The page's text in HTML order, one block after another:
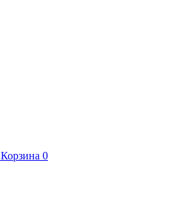
Корзина 0